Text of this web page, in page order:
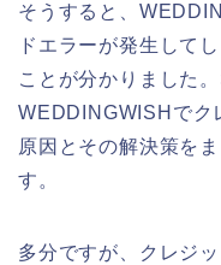
そうすると、
ドエラーが発生して
ことが分かりました
WEDDINGWISHでク
原因とその解決策を
す。
多分ですが、クレジ